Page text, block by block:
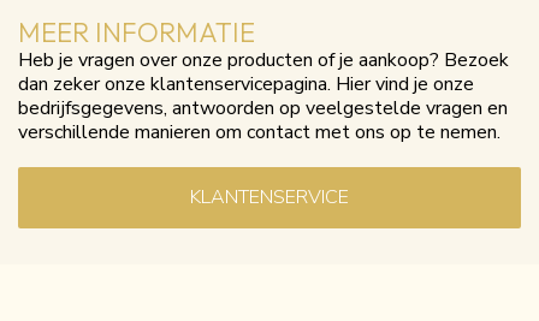
MEER INFORMATIE
Heb je vragen over onze producten of je aankoop? Bezoek
dan zeker onze klantenservicepagina. Hier vind je onze
bedrijfsgegevens, antwoorden op veelgestelde vragen en
verschillende manieren om contact met ons op te nemen.
KLANTENSERVICE